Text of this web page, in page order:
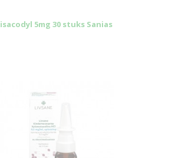
5mg 30 stuks Sanias